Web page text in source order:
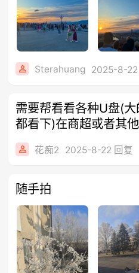
Sterahuang 2025-8-22
需要帮看看各种U盘(
都看下)在商超或者其
花痴2 2025-8-22 回复
随手拍